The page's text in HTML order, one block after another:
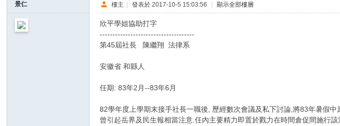
景仁 樓主 | 發表於 2017-10-5 15:03:56 | 顯示全部樓層
欣平學姐協助打字
-------------------------------------
第45屆社長 陳繼翔 法律系
安徽省 和縣人
任期: 83年2月--83年6月
82學年度上學期末接手社長一職後, 歷經數次會議及私下討論,將83年暑假
曾引起岳界及民生報相當注意.任內主要精力即置於戮力在時間倉促間施行